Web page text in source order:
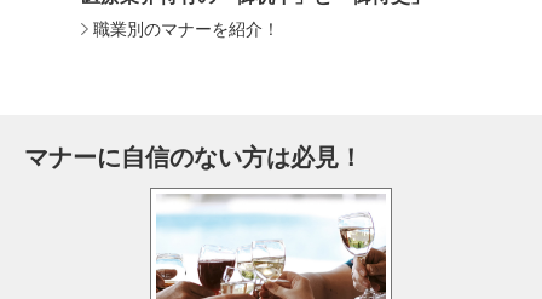
職業別のマナーを紹介！
マナーに自信のない方は必見！